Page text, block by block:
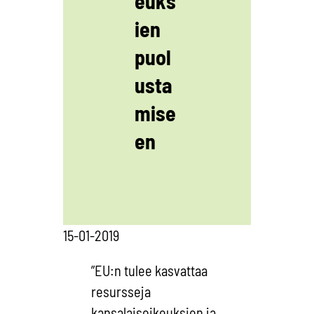
ien
puol
usta
mise
en
15-01-2019
”EU:n tulee kasvattaa
resursseja